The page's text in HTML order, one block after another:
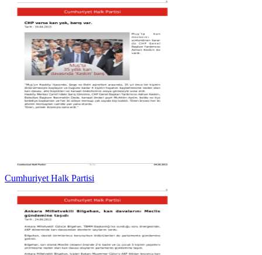
Cumhuriyet Halk Partisi